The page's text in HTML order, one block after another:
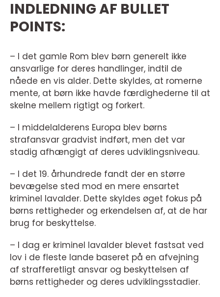
INDLEDNING AF BULLET
POINTS:
– I det gamle Rom blev børn generelt ikke
ansvarlige for deres handlinger, indtil de
nåede en vis alder. Dette skyldes, at romerne
mente, at børn ikke havde færdighederne til at
skelne mellem rigtigt og forkert.
– I middelalderens Europa blev børns
strafansvar gradvist indført, men det var
stadig afhængigt af deres udviklingsniveau.
– I det 19. århundrede fandt der en større
bevægelse sted mod en mere ensartet
kriminel lavalder. Dette skyldes øget fokus på
børns rettigheder og erkendelsen af, at de har
brug for beskyttelse.
– I dag er kriminel lavalder blevet fastsat ved
lov i de fleste lande baseret på en afvejning
af strafferetligt ansvar og beskyttelsen af
børns rettigheder og deres udviklingsstadier.